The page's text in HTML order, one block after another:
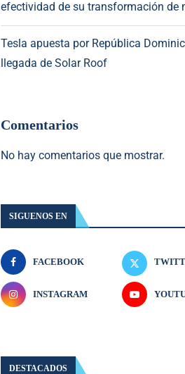
efectividad de su transformación de
Tesla apuesta por República
llegada de Solar Roof
Comentarios
No hay comentarios que mostrar.
SIGUENOS EN
FACEBOOK
INSTAGRAM
DESTACADOS